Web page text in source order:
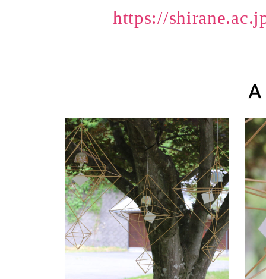
https://